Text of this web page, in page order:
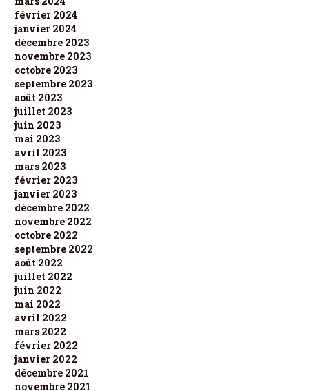
février 2024
janvier 2024
décembre 2023
novembre 2023
octobre 2023
septembre 2023
août 2023
juillet 2023
juin 2023
mai 2023
avril 2023
mars 2023
février 2023
janvier 2023
décembre 2022
novembre 2022
octobre 2022
septembre 2022
août 2022
juillet 2022
juin 2022
mai 2022
avril 2022
mars 2022
février 2022
janvier 2022
décembre 2021
novembre 2021